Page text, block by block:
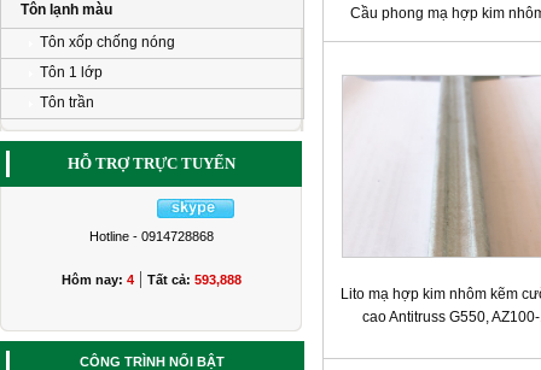
Tôn lạnh màu
Tôn xốp chống nóng
Tôn 1 lớp
Tôn trần
HỖ TRỢ TRỰC TUYẾN
Hotline - 0914728868
Hôm nay: 4| Tất cả: 593,888
CÔNG TRÌNH NỔI BẬT
Lộc
Công trình lắp đắt mái thép
cho gia
đình anh Hùng tại Thanh Chương nghệ an
tại vinh
mái nhà
Thi công mái nhà siêu nhẹ
Cầu phong mạ hợp kim
Lito mạ hợp kim nhôm kẽm
cao Antitruss G550,